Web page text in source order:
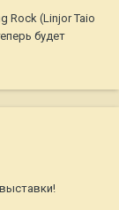
Rock (Linjor Taio
будет